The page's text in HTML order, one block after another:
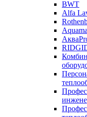
BWT
Alfa